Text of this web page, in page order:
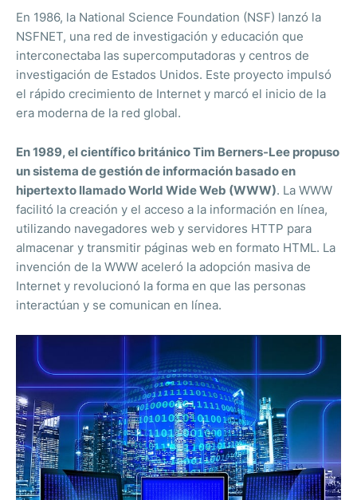
En 1986, la National Science Foundation (NSF) lanzó la
NSFNET, una red de investigación y educación que
interconectaba las supercomputadoras y centros de
investigación de Estados Unidos. Este proyecto impulsó
el rápido crecimiento de Internet y marcó el inicio de la
era moderna de la red global.
En 1989, el científico británico Tim Berners-Lee propuso
un sistema de gestión de información basado en
hipertexto llamado World Wide Web (WWW). La WWW
facilitó la creación y el acceso a la información en línea,
utilizando navegadores web y servidores HTTP para
almacenar y transmitir páginas web en formato HTML. La
invención de la WWW aceleró la adopción masiva de
Internet y revolucionó la forma en que las personas
interactúan y se comunican en línea.